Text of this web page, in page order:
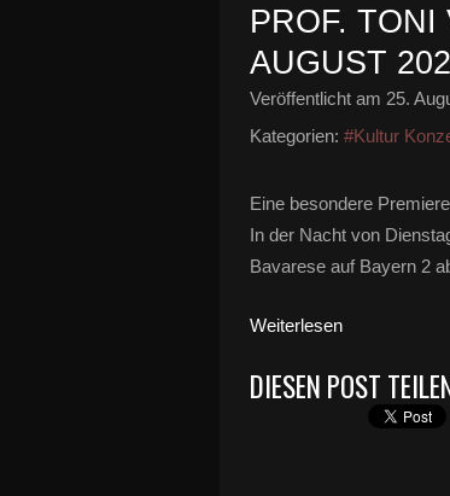
PROF. TONI
AUGUST
Veröffentlicht am 25.
Kategorien: #Kultur
Eine besondere
In der Nacht von
Bavarese auf Bayern 2
Weiterlesen
DIESEN POST